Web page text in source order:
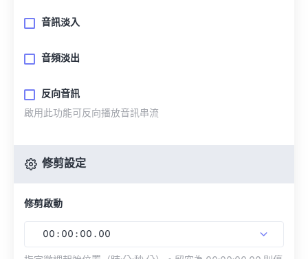
音訊淡入
音頻淡出
反向音訊
啟用此功能可反向播放音訊串流
修剪設定
修剪啟動
00 : 00 : 00 . 00